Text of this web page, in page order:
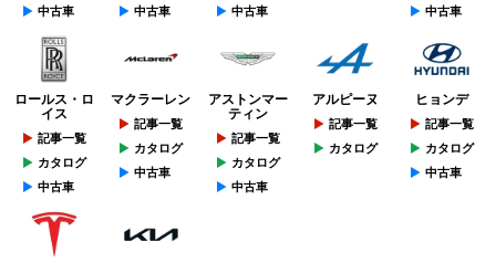
中古車
中古車
中古車
中古車
ロールス・ロ
イス
記事一覧
カタログ
中古車
マクラーレン
記事一覧
カタログ
中古車
アストンマー
ティン
記事一覧
カタログ
中古車
アルピーヌ
記事一覧
カタログ
ヒョンデ
記事一覧
カタログ
中古車